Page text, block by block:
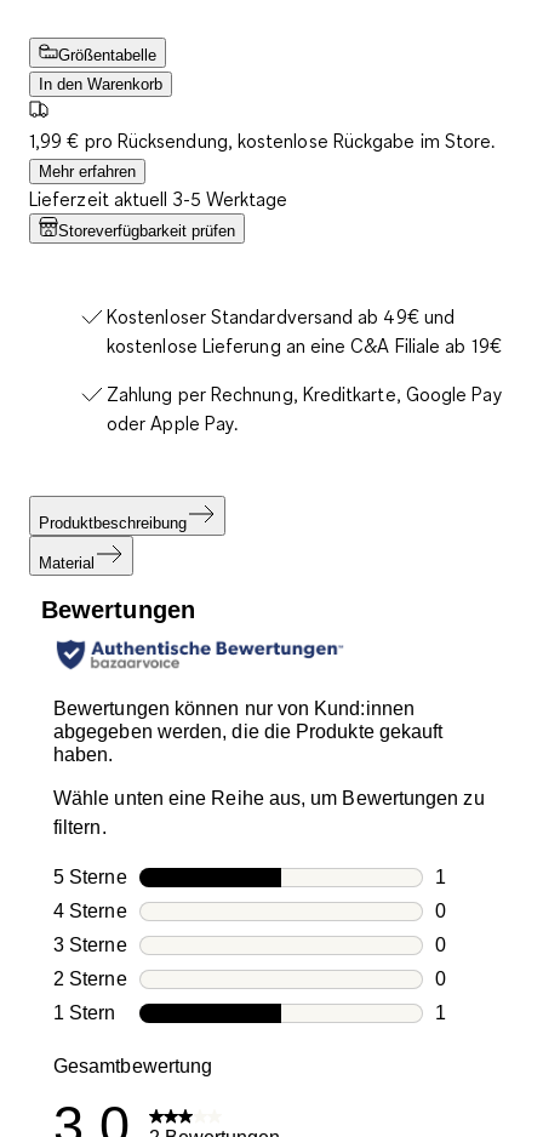
Größentabelle
In den Warenkorb
1,99 € pro Rücksendung, kostenlose Rückgabe im Store.
Mehr erfahren
Lieferzeit aktuell 3-5 Werktage
Storeverfügbarkeit prüfen
Kostenloser Standardversand ab 49€ und
kostenlose Lieferung an eine C&A Filiale ab 19€
Zahlung per Rechnung, Kreditkarte, Google Pay
oder Apple Pay.
Produktbeschreibung
Material
Bewertungen
Bewertungen können nur von Kund:innen
abgegeben werden, die die Produkte gekauft
haben.
Wähle unten eine Reihe aus, um Bewertungen zu
filtern.
5 SterneSterne
1
1
4 SterneSterne
0
0
3 SterneSterne
0
0
2 SterneSterne
0
0
1 Stern Sterne
1
Gesamtbewertung